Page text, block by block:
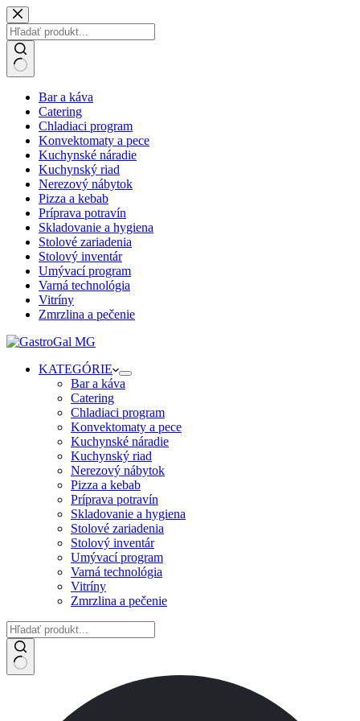
Skip
to
content
results Bar a káva
Catering
Chladiaci program
Konvektomaty a pece
Kuchynské náradie
Kuchynský riad
Nerezový nábytok
Pizza a kebab
Príprava potravín
Skladovanie a hygiena
Stolové zariadenia
Stolový inventár
Umývací program
Varná technológia
Vitríny
Zmrzlina a pečenie
KATEGÓRIE
Bar a káva
Catering
Chladiaci program
Konvektomaty a pece
Kuchynské náradie
Kuchynský riad
Nerezový nábytok
Pizza a kebab
Príprava potravín
Skladovanie a hygiena
Stolové zariadenia
Stolový inventár
Umývací program
Varná technológia
Vitríny
Zmrzlina a pečenie